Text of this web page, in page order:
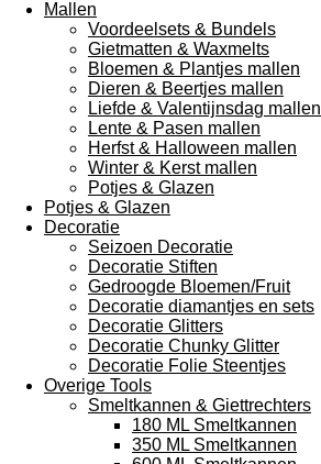
Mallen
Voordeelsets & Bundels
Gietmatten & Waxmelts
Bloemen & Plantjes mallen
Dieren & Beertjes mallen
Liefde & Valentijnsdag mallen
Lente & Pasen mallen
Herfst & Halloween mallen
Winter & Kerst mallen
Potjes & Glazen
Potjes & Glazen
Decoratie
Seizoen Decoratie
Decoratie Stiften
Gedroogde Bloemen/Fruit
Decoratie diamantjes en sets
Decoratie Glitters
Decoratie Chunky Glitter
Decoratie Folie Steentjes
Overige Tools
Smeltkannen & Giettrechters
180 ML Smeltkannen
350 ML Smeltkannen